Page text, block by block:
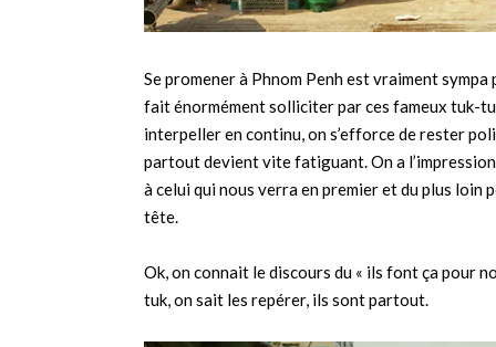
Se promener à Phnom Penh est vraiment
fait énormément solliciter par ces fameux tuk-
interpeller en continu, on s’efforce de rester
partout devient vite fatiguant. On a
à celui qui nous verra en premier et du plus
tête.
Ok, on connait le discours du « ils font ça pour
tuk, on sait les repérer, ils sont partout.